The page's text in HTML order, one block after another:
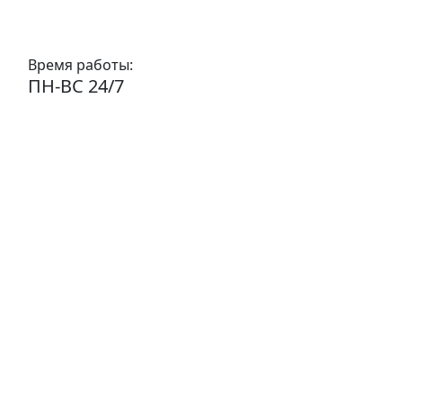
Время работы:
ПН-ВС 24/7